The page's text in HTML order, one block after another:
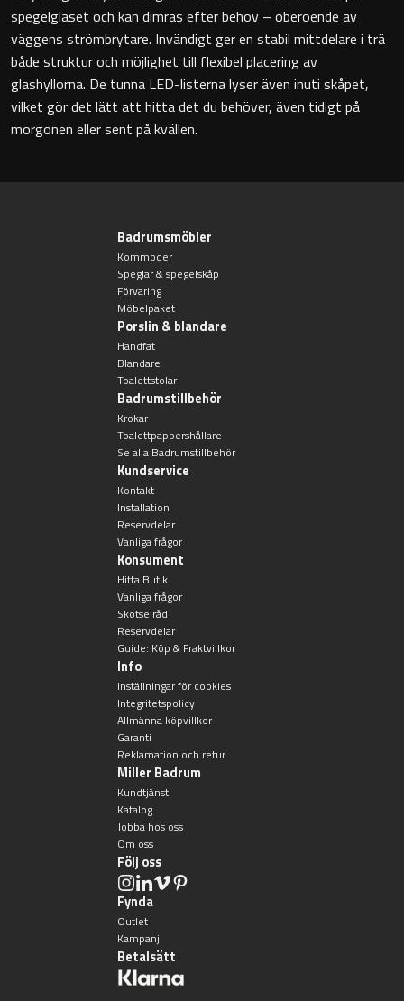
Speglar utan belysning
Toalettborstset
Belysning
spegelglaset och kan dimras efter behov – oberoende av
väggens strömbrytare. Invändigt ger en stabil mittdelare i trä
både struktur och möjlighet till flexibel placering av
glashyllorna. De tunna LED-listerna lyser även inuti skåpet,
vilket gör det lätt att hitta det du behöver, även tidigt på
morgonen eller sent på kvällen.
Badrumsmöbler
Kommoder
Speglar & spegelskåp
Förvaring
Möbelpaket
Porslin & blandare
Handfat
Blandare
Toalettstolar
Badrumstillbehör
Krokar
Toalettpappershållare
Se alla Badrumstillbehör
Kundservice
Kontakt
Installation
Reservdelar
Vanliga frågor
Konsument
Hitta Butik
Vanliga frågor
Skötselråd
Reservdelar
Guide: Köp & Fraktvillkor
Info
Inställningar för cookies
Integritetspolicy
Allmänna köpvillkor
Garanti
Reklamation och retur
Miller Badrum
Kundtjänst
Katalog
Jobba hos oss
Om oss
Följ oss
Fynda
Outlet
Kampanj
Betalsätt